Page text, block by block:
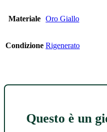
Materiale Oro Giallo
Condizione Rigenerato
Questo è un